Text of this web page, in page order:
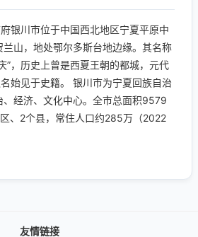
川市位于中国西北地区宁夏平原中
山，地处鄂尔多斯台地边缘。其名称
”，历史上曾是西夏王朝的都城，元代
始见于史籍。 银川市为宁夏回族自治
、经济、文化中心。全市总面积9579
、2个县，常住人口约285万（2022
友情链接